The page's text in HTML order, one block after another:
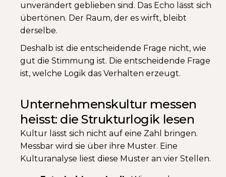
unverändert geblieben sind. Das Echo lässt sich
übertönen. Der Raum, der es wirft, bleibt
derselbe.
Deshalb ist die entscheidende Frage nicht, wie
gut die Stimmung ist. Die entscheidende Frage
ist, welche Logik das Verhalten erzeugt.
Unternehmenskultur messen
heisst: die Strukturlogik lesen
Kultur lässt sich nicht auf eine Zahl bringen.
Messbar wird sie über ihre Muster. Eine
Kulturanalyse liest diese Muster an vier Stellen.